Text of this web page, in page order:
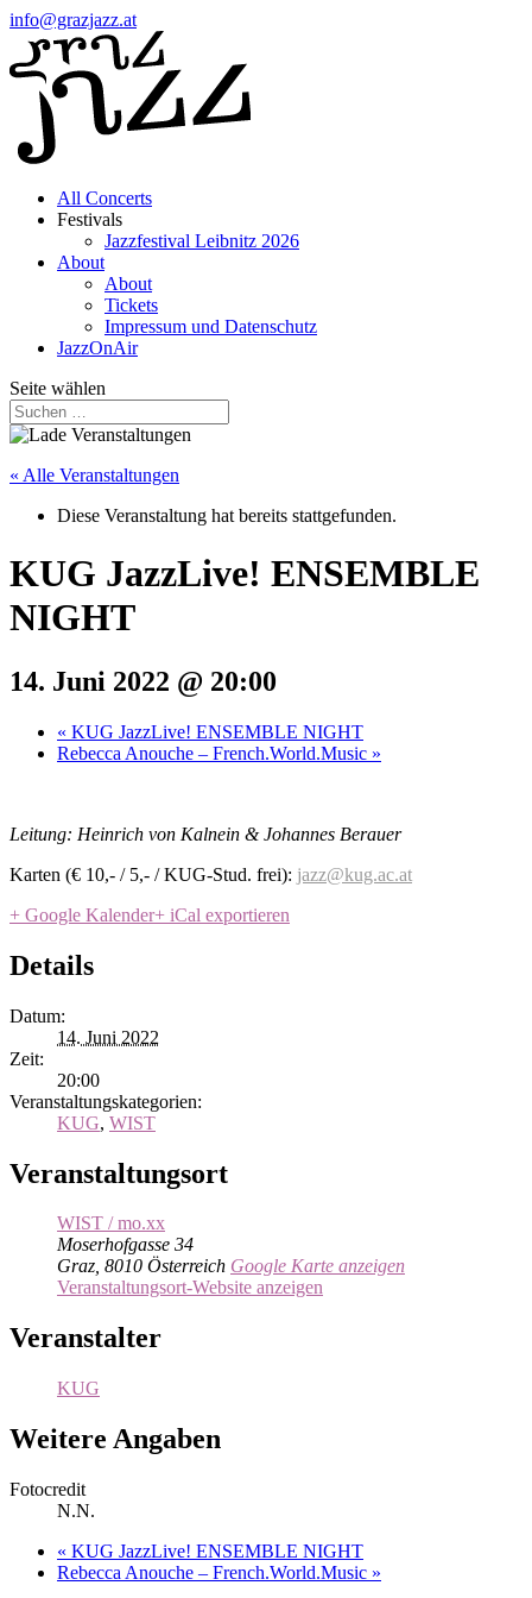
info@grazjazz.at
All Concerts
Festivals
Jazzfestival Leibnitz 2026
About
About
Tickets
Impressum und Datenschutz
JazzOnAir
Seite wählen
« Alle Veranstaltungen
Diese Veranstaltung hat bereits stattgefunden.
KUG JazzLive! ENSEMBLE
NIGHT
14. Juni 2022 @ 20:00
« KUG JazzLive! ENSEMBLE NIGHT
Rebecca Anouche – French.World.Music »
Leitung: Heinrich von Kalnein & Johannes Berauer
Karten (€ 10,- / 5,- / KUG-Stud. frei): jazz@kug.ac.at
+ Google Kalender+ iCal exportieren
Details
Datum:
14. Juni 2022
Zeit:
20:00
Veranstaltungskategorien:
KUG, WIST
Veranstaltungsort
WIST / mo.xx
Moserhofgasse 34
Graz, 8010 Österreich Google Karte anzeigen
Veranstaltungsort-Website anzeigen
Veranstalter
KUG
Weitere Angaben
Fotocredit
N.N.
« KUG JazzLive! ENSEMBLE NIGHT
Rebecca Anouche – French.World.Music »